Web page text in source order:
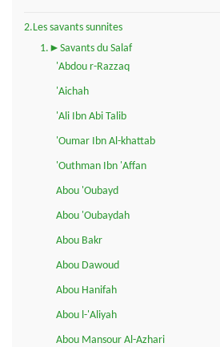
2.Les savants sunnites
1.►Savants du Salaf
'Abdou r-Razzaq
'Aichah
'Ali Ibn Abi Talib
'Oumar Ibn Al-khattab
'Outhman Ibn 'Affan
Abou 'Oubayd
Abou 'Oubaydah
Abou Bakr
Abou Dawoud
Abou Hanifah
Abou l-'Aliyah
Abou Mansour Al-Azhari